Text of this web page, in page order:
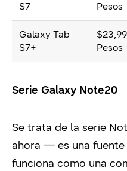
S7
Pesos
Galaxy Tab
S7+
Pesos
Serie Galaxy Note20
Se trata de la serie
ahora — es una
funciona como una